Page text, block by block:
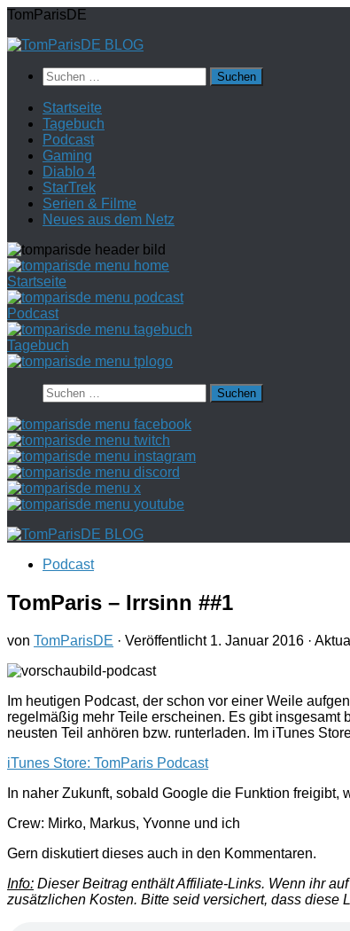
Zum
springen
TomParisDE
Suchen
nach:
Startseite
Tagebuch
Podcast
Gaming
Diablo 4
StarTrek
Serien & Filme
Neues aus dem Netz
Startseite
Podcast
Tagebuch
Suchen
nach:
Podcast
TomParis – Irrsinn ##1
von TomParisDE · Veröffentlicht 1. Januar 2016 ·
Im heutigen Podcast, der schon vor einer Weile
regelmäßig mehr Teile erscheinen. Es gibt insgesamt
neusten Teil anhören bzw. runterladen. Im iTunes
iTunes Store: TomParis Podcast
In naher Zukunft, sobald Google die Funktion
Crew: Mirko, Markus, Yvonne und ich
Gern diskutiert dieses auch in den Kommentaren.
Info: Dieser Beitrag enthält Affiliate-Links. Wenn ihr
zusätzlichen Kosten. Bitte seid versichert, dass diese